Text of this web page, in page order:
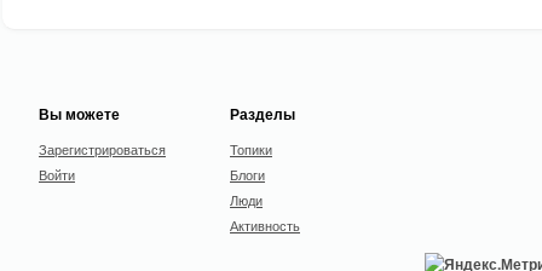
Вы можете
Зарегистрироваться
Войти
Разделы
Топики
Блоги
Люди
Активность